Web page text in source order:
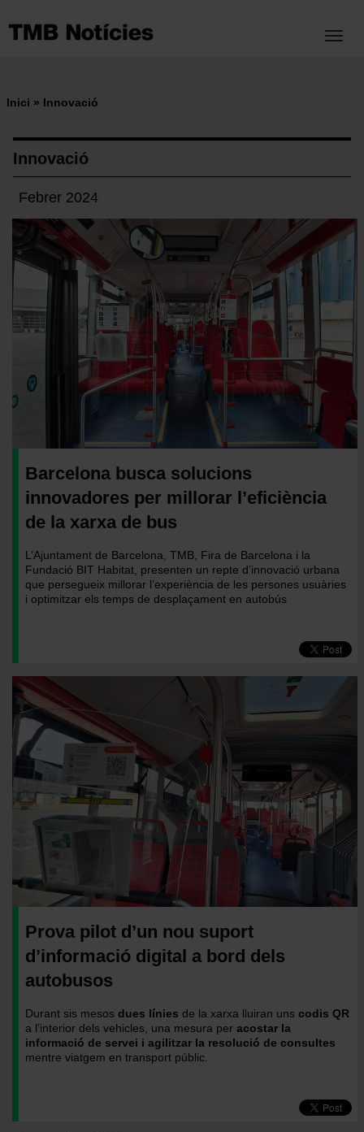
contingut
d'ariadna
Inici Innovació
Innovació
Febrer 2024
Barcelona busca solucions
innovadores per millorar l’eficiència
de la xarxa de bus
L’Ajuntament de Barcelona, TMB, Fira de Barcelona i la
Fundació BIT Habitat, presenten un repte d’innovació urbana
que persegueix millorar l’experiència de les persones usuàries
i optimitzar els temps de desplaçament en autobús
Prova pilot d’un nou suport
d’informació digital a bord dels
autobusos
Durant sis mesos dues línies de la xarxa lluiran uns codis QR
a l’interior dels vehicles, una mesura per acostar la
informació de servei i agilitzar la resolució de consultes
mentre viatgem en transport públic.